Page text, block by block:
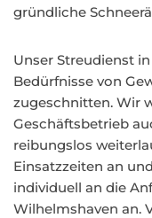
gründliche
Unser Streudienst
Bedürfnisse von
zugeschnitten. Wir
Geschäftsbetrieb
reibungslos
Einsatzzeiten an
individuell an die
Wilhelmshaven an.